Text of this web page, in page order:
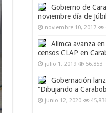
Gobierno de
noviembre día de
noviembre 10, 2017
Alimca avanza
censos CLAP en
julio 1, 2019 56,853
Gobernación
“Dibujando a
junio 12, 2020